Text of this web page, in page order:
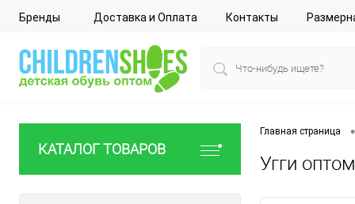
Бренды Доставка и Оплата Контакты
КАТАЛОГ ТОВАРОВ
Главная страница •
Угги